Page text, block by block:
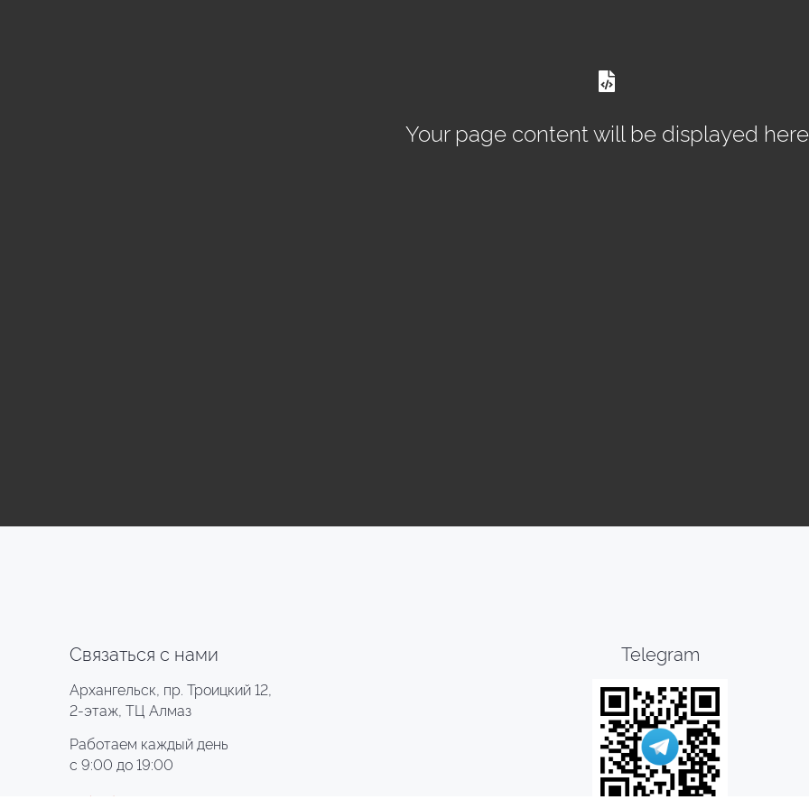
Your page content will be displayed here
Связаться с нами
Архангельск, пр. Троицкий 12,
2-этаж, ТЦ Алмаз
Работаем каждый день
с 9:00 до 19:00
+7 (911) 576-55-44
Telegram